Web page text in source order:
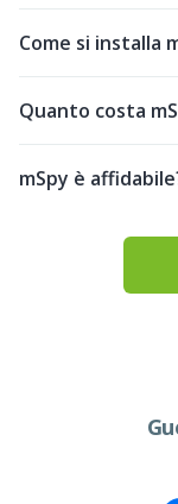
Come si installa
Quanto costa
mSpy è